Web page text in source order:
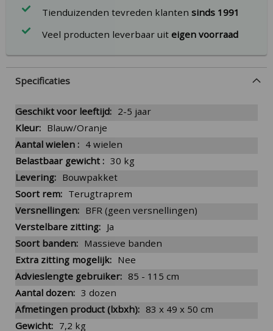
Tienduizenden tevreden klantensinds 1991
Veel producten leverbaar uiteigen voorraad
Specificaties
More
Information
2-5 jaar
Blauw/Oranje
4 wielen
30 kg
Bouwpakket
Terugtraprem
BFR (geen versnellingen)
Ja
Massieve banden
Nee
85 - 115 cm
3 dozen
83 x 49 x 50 cm
7,2 kg